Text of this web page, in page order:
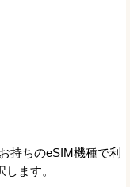
持ちのeSIM機種で利
ます。